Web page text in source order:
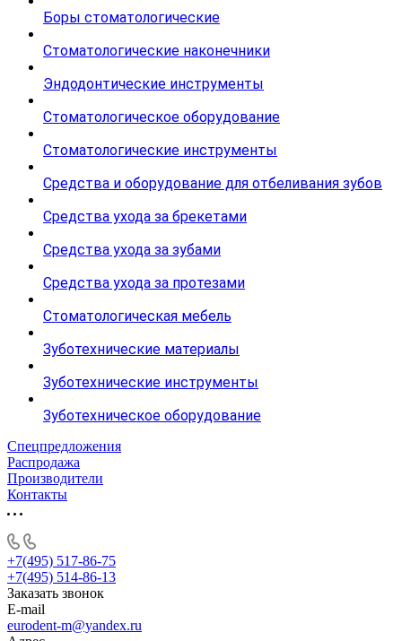
Боры стоматологические
Стоматологические наконечники
Эндодонтические инструменты
Стоматологическое оборудование
Стоматологические инструменты
Средства и оборудование для отбеливания зубов
Средства ухода за брекетами
Средства ухода за зубами
Средства ухода за протезами
Стоматологическая мебель
Зуботехнические материалы
Зуботехнические инструменты
Зуботехническое оборудование
Спецпредложения
Распродажа
Производители
Контакты
+7(495) 517-86-75
+7(495) 514-86-13
Заказать звонок
E-mail
eurodent-m@yandex.ru